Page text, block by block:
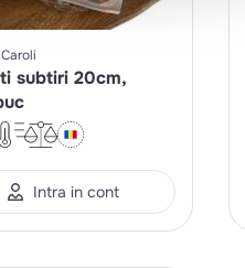
Caroli
subtiri 20cm,
Intra in cont